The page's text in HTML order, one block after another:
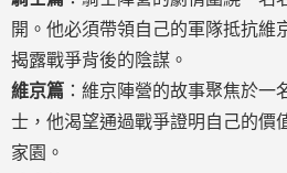
開。他必須帶領自己的軍隊抵抗維
揭露戰爭背後的陰謀。
維京篇 ：維京陣營的故事聚焦於一
士，他渴望通過戰爭證明自己的價
家園。